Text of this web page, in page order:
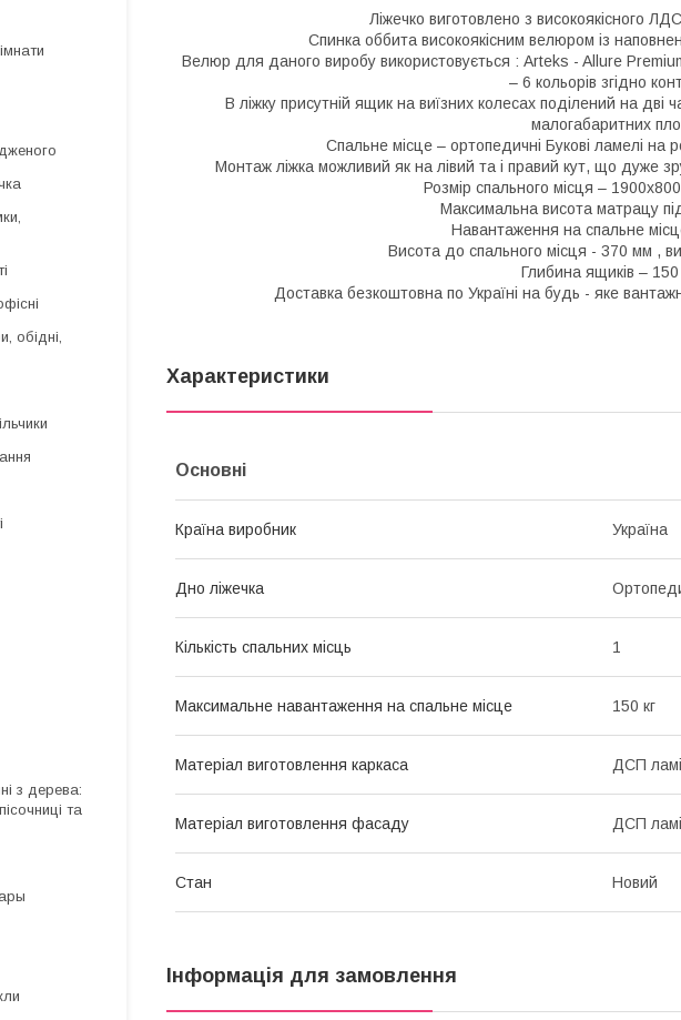
Ліжечко виготовлено з високоякісного
Спинка оббита високоякісним велюром із
Велюр для даного виробу використовується : Arteks - Allure
– 6 кольорів згідно
В ліжку присутній ящик на виїзних колесах поділений на
малогабаритних
Спальне місце – ортопедичні Букові ламелі на
Монтаж ліжка можливий як на лівий та і правий кут, що дуже
Розмір спального місця –
Максимальна висота матрацу
Навантаження на спальне
Висота до спального місця - 370 мм ,
Глибина ящиків –
Доставка безкоштовна по Україні на будь - яке
Характеристики
Основні
Країна виробник Україна
Дно ліжечка
Кількість спальних місць 1
Максимальне навантаження на спальне місце 150 кг
Матеріал виготовлення каркаса ДСП
Матеріал виготовлення фасаду ДСП
Стан Новий
Інформація для замовлення
обідні,
з дерева:
та